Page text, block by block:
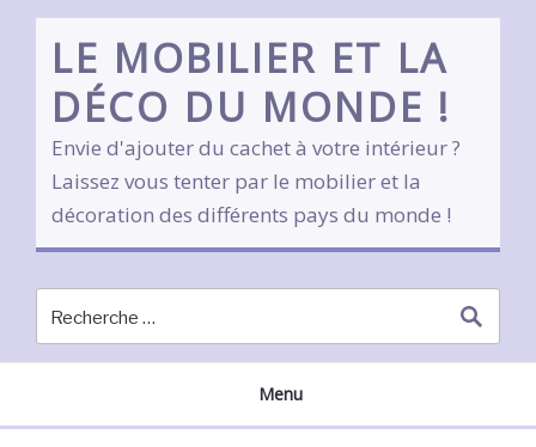
contentLE MOBILIER ET LA
DÉCO DU MONDE !
Envie d'ajouter du cachet à votre intérieur ?
Laissez vous tenter par le mobilier et la
décoration des différents pays du monde !
Menu